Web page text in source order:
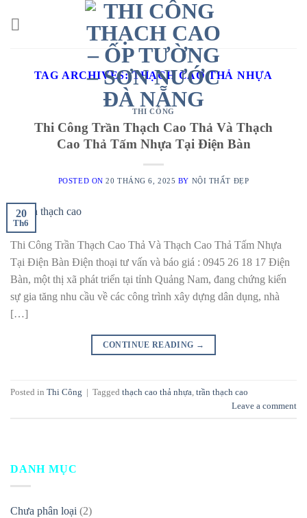
TAG ARCHIVES:THẠCH CAO THẢ NHỰA
THI CÔNG
Thi Công Trần Thạch Cao Thả Và Thạch
Cao Thả Tấm Nhựa Tại Điện Bàn
POSTED ON20 THÁNG 6, 2025 BY NỘI THẤT ĐẸP
20
Th6
Thi Công Trần Thạch Cao Thả Và Thạch Cao Thả Tấm Nhựa
Tại Điện Bàn Điện thoại tư vấn và báo giá : 0945 26 18 17 Điện
Bàn, một thị xã phát triển tại tỉnh Quảng Nam, đang chứng kiến
sự gia tăng nhu cầu về các công trình xây dựng dân dụng, nhà
[…]
CONTINUE READING →
Posted in Thi Công | Tagged thạch cao thả nhựa, trần thạch cao
Leave a comment
DANH MỤC
Chưa phân loại (2)